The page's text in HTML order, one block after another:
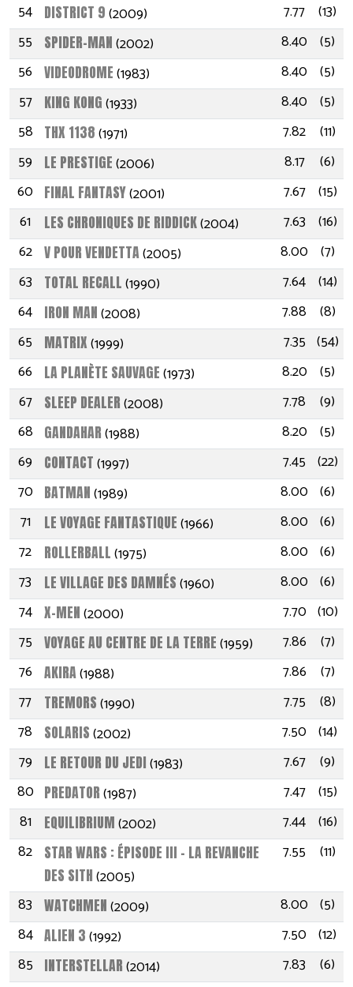
54 DISTRICT 9(2009) 7.77 (13)
55
SPIDER-MAN(2002) 8.40 (5)
56 VIDEODROME(1983) 8.40 (5)
57
KING KONG(1933) 8.40 (5)
58 THX 1138(1971) 7.82
(11)
59
LE PRESTIGE(2006) 8.17
(6)
60 FINAL FANTASY(2001) 7.67 (15)
61
LES CHRONIQUES DE RIDDICK(2004) 7.63 (16)
62 V POUR VENDETTA(2005) 8.00 (7)
63
TOTAL RECALL(1990) 7.64 (14)
64 IRON MAN(2008) 7.88
(8)
65
MATRIX(1999) 7.35 (54)
66
LA PLANÈTE SAUVAGE(1973) 8.20 (5)
67
SLEEP DEALER(2008) 7.78
(9)
68 GANDAHAR(1988) 8.20 (5)
69
CONTACT(1997) 7.45 (22)
70 BATMAN(1989) 8.00 (6)
71
LE VOYAGE FANTASTIQUE(1966) 8.00 (6)
72
ROLLERBALL(1975) 8.00 (6)
73
LE VILLAGE DES DAMNÉS(1960) 8.00 (6)
74 X-MEN(2000) 7.70 (10)
75 VOYAGE AU CENTRE DE LA TERRE(1959) 7.86
(7)
76 AKIRA(1988) 7.86
(7)
77
TREMORS(1990) 7.75
(8)
78
SOLARIS(2002) 7.50 (14)
79
LE RETOUR DU JEDI(1983) 7.67
(9)
80 PREDATOR(1987) 7.47 (15)
81
EQUILIBRIUM(2002) 7.44 (16)
82 STAR WARS : ÉPISODE III - LA REVANCHE
DES SITH(2005)
7.55 (11)
83 WATCHMEN(2009) 8.00 (5)
84 ALIEN 3(1992) 7.50 (12)
85 INTERSTELLAR(2014) 7.83
(6)